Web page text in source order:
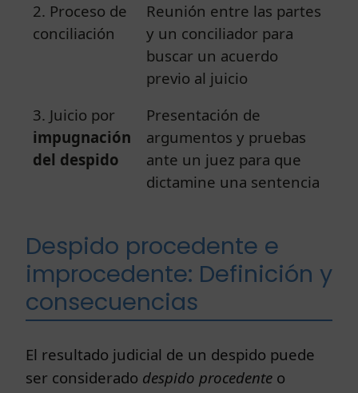
2. Proceso de
conciliación
Reunión entre las partes
y un conciliador para
buscar un acuerdo
previo al juicio
3. Juicio por
impugnación
del despido
Presentación de
argumentos y pruebas
ante un juez para que
dictamine una sentencia
Despido procedente e
improcedente: Definición y
consecuencias
El resultado judicial de un despido puede
ser considerado despido procedente o